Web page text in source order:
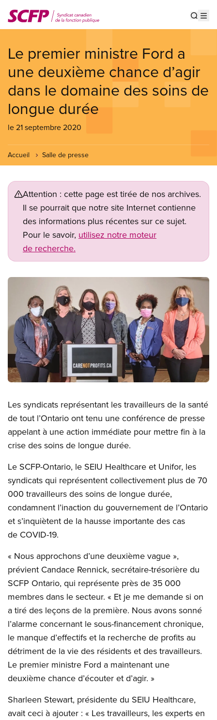
au
contenu
Le premier ministre Ford a
une deuxième chance d’agir
dans le domaine des soins de
longue durée
le 21 septembre 2020
Accueil Salle de presse
Attention : cette page est tirée de nos archives.
Il se pourrait que notre site Internet contienne
des informations plus récentes sur ce sujet.
Pour le savoir, utilisez notre moteur
de recherche.
Image
Les syndicats représentant les travailleurs de la santé
de tout l’Ontario ont tenu une conférence de presse
appelant à une action immédiate pour mettre fin à la
crise des soins de longue durée.
Le SCFP-Ontario, le SEIU Healthcare et Unifor, les
syndicats qui représentent collectivement plus de 70
000 travailleurs des soins de longue durée,
condamnent l’inaction du gouvernement de l’Ontario
et s’inquiètent de la hausse importante des cas
de COVID-19.
« Nous approchons d’une deuxième vague »,
prévient Candace Rennick, secrétaire-trésorière du
SCFP Ontario, qui représente près de 35 000
membres dans le secteur. « Et je me demande si on
a tiré des leçons de la première. Nous avons sonné
l’alarme concernant le sous-financement chronique,
le manque d’effectifs et la recherche de profits au
détriment de la vie des résidents et des travailleurs.
Le premier ministre Ford a maintenant une
deuxième chance d’écouter et d’agir. »
Sharleen Stewart, présidente du SEIU Healthcare,
avait ceci à ajouter : « Les travailleurs, les experts en